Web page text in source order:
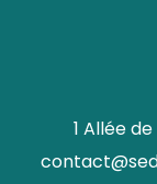
1 Allée